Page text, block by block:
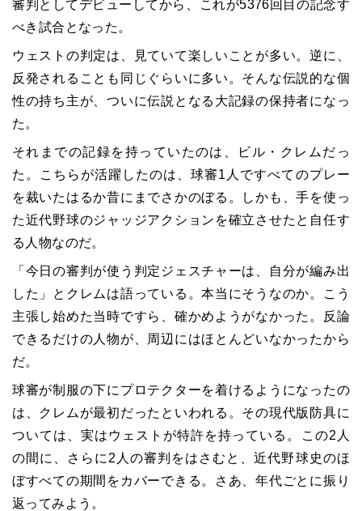
審判としてデビューしてから、これが5376回目の記念す
べき試合となった。
ウェストの判定は、見ていて楽しいことが多い。逆に、
反発されることも同じぐらいに多い。そんな伝説的な個
性の持ち主が、ついに伝説となる大記録の保持者になっ
た。
それまでの記録を持っていたのは、ビル・クレムだっ
た。こちらが活躍したのは、球審1人ですべてのプレー
を裁いたはるか昔にまでさかのぼる。しかも、手を使っ
た近代野球のジャッジアクションを確立させたと自任す
る人物なのだ。
「今日の審判が使う判定ジェスチャーは、自分が編み出
した」とクレムは語っている。本当にそうなのか。こう
主張し始めた当時ですら、確かめようがなかった。反論
できるだけの人物が、周辺にはほとんどいなかったから
だ。
球審が制服の下にプロテクターを着けるようになったの
は、クレムが最初だったといわれる。その現代版防具に
ついては、実はウェストが特許を持っている。この2人
の間に、さらに2人の審判をはさむと、近代野球史のほ
ぼすべての期間をカバーできる。さあ、年代ごとに振り
返ってみよう。